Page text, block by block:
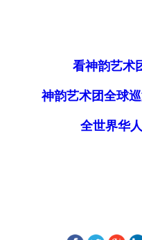
看神韵艺术
神韵艺术团全球
全世界华